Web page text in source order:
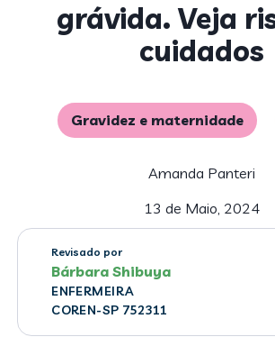
grávida. Veja
cuidados
Gravidez e maternidade
Amanda Panteri
13 de Maio, 2024
Revisado por
Bárbara Shibuya
ENFERMEIRA
COREN-SP 752311